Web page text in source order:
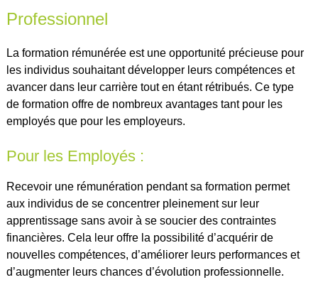
Professionnel
La formation rémunérée est une opportunité précieuse pour
les individus souhaitant développer leurs compétences et
avancer dans leur carrière tout en étant rétribués. Ce type
de formation offre de nombreux avantages tant pour les
employés que pour les employeurs.
Pour les Employés :
Recevoir une rémunération pendant sa formation permet
aux individus de se concentrer pleinement sur leur
apprentissage sans avoir à se soucier des contraintes
financières. Cela leur offre la possibilité d’acquérir de
nouvelles compétences, d’améliorer leurs performances et
d’augmenter leurs chances d’évolution professionnelle.